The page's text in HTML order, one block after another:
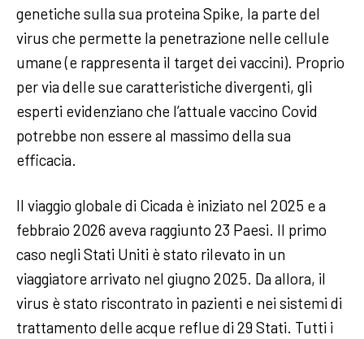
genetiche sulla sua proteina Spike, la parte del
virus che permette la penetrazione nelle cellule
umane (e rappresenta il target dei vaccini). Proprio
per via delle sue caratteristiche divergenti, gli
esperti evidenziano che l’attuale vaccino Covid
potrebbe non essere al massimo della sua
efficacia.
Il viaggio globale di Cicada è iniziato nel 2025 e a
febbraio 2026 aveva raggiunto 23 Paesi. Il primo
caso negli Stati Uniti è stato rilevato in un
viaggiatore arrivato nel giugno 2025. Da allora, il
virus è stato riscontrato in pazienti e nei sistemi di
trattamento delle acque reflue di 29 Stati. Tutti i